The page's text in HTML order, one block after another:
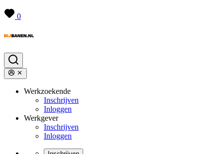
0
Werkzoekende
Inschrijven
Inloggen
Werkgever
Inschrijven
Inloggen